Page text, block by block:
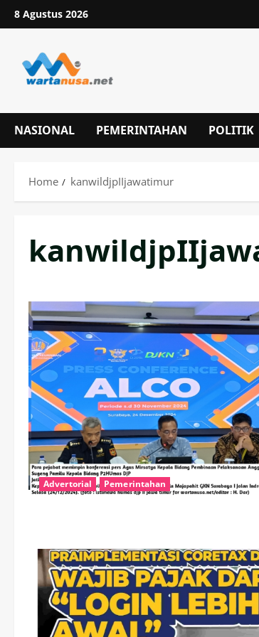
Skip
to
8 Agustus 2026
NASIONAL PEMERINTAHAN POLITIK
Home kanwildjpIIjawatimur
Advertorial Pemerintahan